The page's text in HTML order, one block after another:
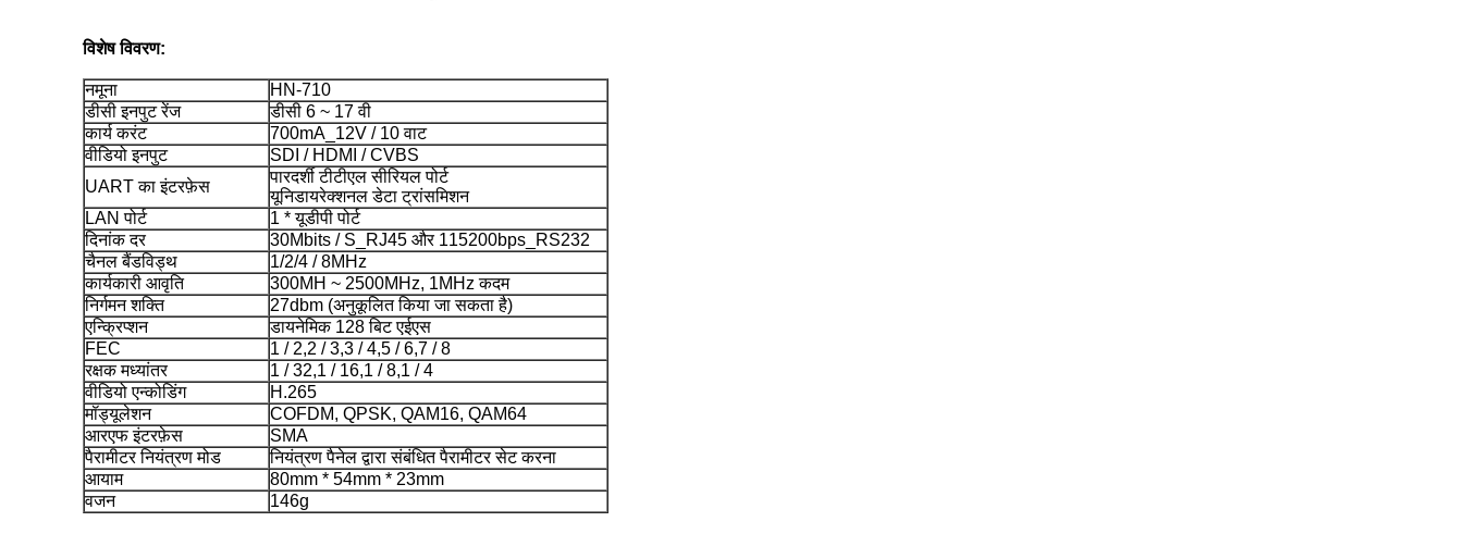
विशेष विवरण:
नमूना
HN-710
डीसी इनपुट रेंज
डीसी 6 ~ 17 वी
कार्य करंट
700mA_12V / 10 वाट
वीडियो इनपुट
SDI / HDMI / CVBS
UART का इंटरफ़ेस
पारदर्शी टीटीएल सीरियल पोर्ट
यूनिडायरेक्शनल डेटा ट्रांसमिशन
LAN पोर्ट
1 * यूडीपी पोर्ट
दिनांक दर
30Mbits / S_RJ45 और 115200bps_RS232
चैनल बैंडविड्थ
1/2/4 / 8MHz
कार्यकारी आवृति
300MH ~ 2500MHz, 1MHz कदम
निर्गमन शक्ति
27dbm (अनुकूलित किया जा सकता है)
एन्क्रिप्शन
डायनेमिक 128 बिट एईएस
FEC
1 / 2,2 / 3,3 / 4,5 / 6,7 / 8
रक्षक मध्यांतर
1 / 32,1 / 16,1 / 8,1 / 4
वीडियो एन्कोडिंग
H.265
मॉड्यूलेशन
COFDM, QPSK, QAM16, QAM64
आरएफ इंटरफ़ेस
SMA
पैरामीटर नियंत्रण मोड
नियंत्रण पैनेल द्वारा संबंधित पैरामीटर सेट करना
आयाम
80mm * 54mm * 23mm
वजन
146g